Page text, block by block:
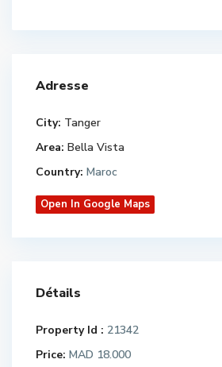
Adresse
City: Tanger
Area: Bella Vista
Country: Maroc
Open In Google Maps
Détails
Property Id : 21342
Price: MAD 18.000